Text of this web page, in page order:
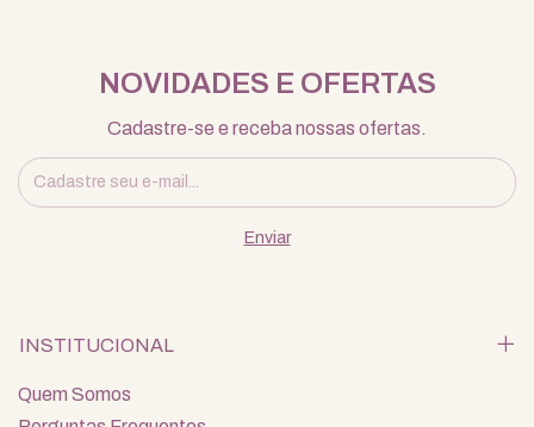
NOVIDADES E OFERTAS
Cadastre-se e receba nossas ofertas.
INSTITUCIONAL
Quem Somos